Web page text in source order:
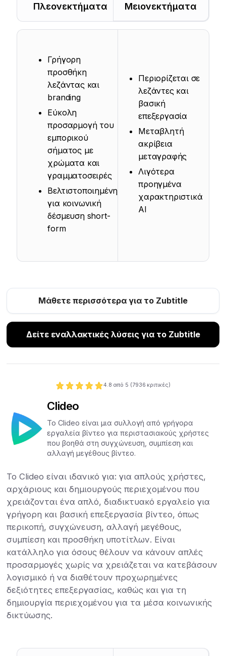
Πλεονεκτήματα Μειονεκτήματα
Γρήγορη
προσθήκη
λεζάντας και
branding
Εύκολη
προσαρμογή του
εμπορικού
σήματος με
χρώματα και
γραμματοσειρές
Βελτιστοποιημένη
για κοινωνική
δέσμευση short-
form
Περιορίζεται σε
λεζάντες και
βασική
επεξεργασία
Μεταβλητή
ακρίβεια
μεταγραφής
Λιγότερα
προηγμένα
χαρακτηριστικά
AI
Μάθετε περισσότερα για το Zubtitle
Δείτε εναλλακτικές λύσεις για το Zubtitle
4.8 από 5 (7936 κριτικές)
Clideo
Το Clideo είναι μια συλλογή από γρήγορα
εργαλεία βίντεο για περιστασιακούς χρήστες
που βοηθά στη συγχώνευση, συμπίεση και
αλλαγή μεγέθους βίντεο.
Το Clideo είναι ιδανικό για: για απλούς χρήστες,
αρχάριους και δημιουργούς περιεχομένου που
χρειάζονται ένα απλό, διαδικτυακό εργαλείο για
γρήγορη και βασική επεξεργασία βίντεο, όπως
περικοπή, συγχώνευση, αλλαγή μεγέθους,
συμπίεση και προσθήκη υποτίτλων. Είναι
κατάλληλο για όσους θέλουν να κάνουν απλές
προσαρμογές χωρίς να χρειάζεται να κατεβάσουν
λογισμικό ή να διαθέτουν προχωρημένες
δεξιότητες επεξεργασίας, καθώς και για τη
δημιουργία περιεχομένου για τα μέσα κοινωνικής
δικτύωσης.